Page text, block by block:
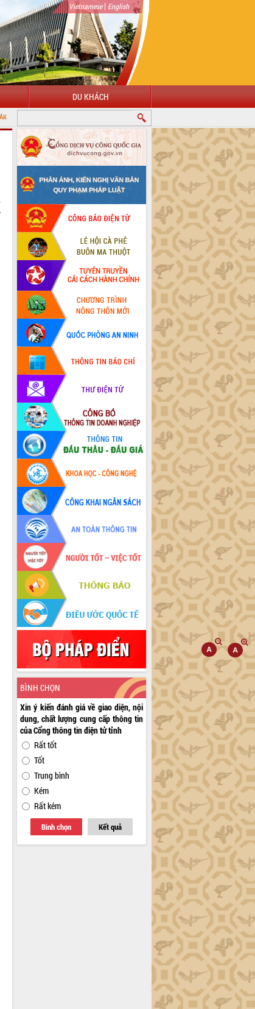
Vietnamese| English
DU KHÁCH
BÌNH CHỌN
Xin ý kiến đánh giá về giao diện, nội
dung, chất lượng cung cấp thông tin
của Cổng thông tin điện tử tỉnh
Rất tốt
Tốt
Trung bình
Kém
Rất kém
Bình chọn Kết quả